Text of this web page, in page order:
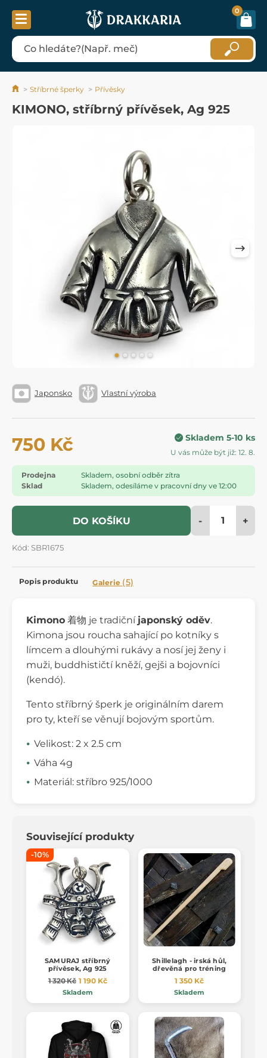
0
Stříbrné šperky Přívěsky
KIMONO, stříbrný přívěsek, Ag 925
Japonsko Vlastní výroba
750 Kč Skladem 5-10 ks
U vás může být již: 12. 8.
Prodejna
Skladem, osobní odběr zítra
Sklad
Skladem, odesíláme v pracovní dny ve 12:00
DO KOŠÍKU - +
Kód: SBR1675
Popis produktu Galerie (5)
Kimono 着物 je tradiční japonský oděv.
Kimona jsou roucha sahající po kotníky s
límcem a dlouhými rukávy a nosí jej ženy i
muži, buddhističtí kněží, gejši a bojovníci
(kendó).
Tento stříbrný šperk je originálním darem
pro ty, kteří se věnují bojovým sportům.
Velikost: 2 x 2.5 cm
Váha 4g
Materiál: stříbro 925/1000
Související produkty
-10%
SAMURAJ stříbrný
přívěsek, Ag 925
1 320 Kč 1 190 Kč
Skladem
Shillelagh - irská hůl,
dřevěná pro tréning
1 350 Kč
Skladem